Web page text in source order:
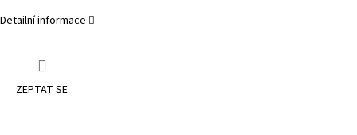
Detailní informace
ZEPTAT SE